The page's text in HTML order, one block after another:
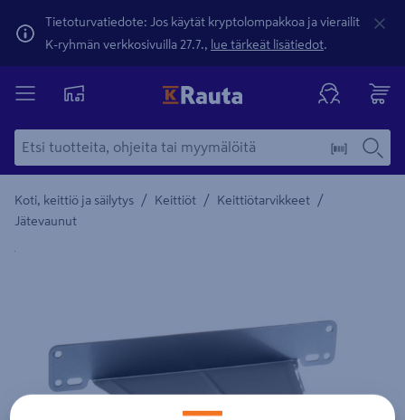
Tietoturvatiedote: Jos käytät kryptolompakkoa ja vierailit
K-ryhmän verkkosivuilla 27.7., lue tärkeät lisätiedot.
Koti, keittiö ja säilytys / Keittiöt / Keittiötarvikkeet /
Jätevaunut
Yksityiskohtainen kuvaus löytyy Tuotteen kuvaus -